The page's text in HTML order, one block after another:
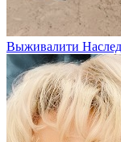
Выживалити